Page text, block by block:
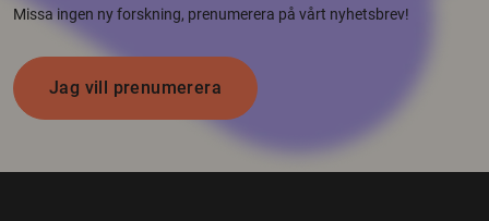
Missa ingen ny forskning, prenumerera på vårt nyhetsbrev!
Jag vill prenumerera